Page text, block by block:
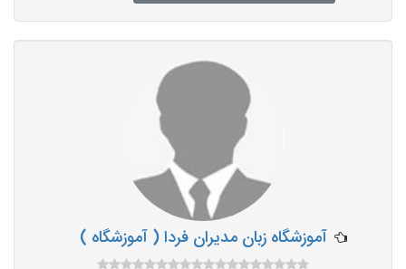
آموزشگاه زبان مدیران فردا ( آموزشگاه )